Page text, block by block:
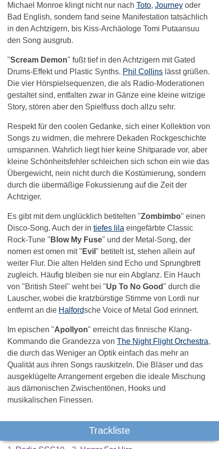
Michael Monroe klingt nicht nur nach Toto, Journey oder
Bad English, sondern fand seine Manifestation tatsächlich
in den Achtzigern, bis Kiss-Archäologe Tomi Putaansuu
den Song ausgrub.
"Scream Demon" fußt tief in den Achtzigern mit Gated
Drums-Effekt und Plastic Synths. Phil Collins lässt grüßen.
Die vier Hörspielsequenzen, die als Radio-Moderationen
gestaltet sind, entfalten zwar in Gänze eine kleine witzige
Story, stören aber den Spielfluss doch allzu sehr.
Respekt für den coolen Gedanke, sich einer Kollektion von
Songs zu widmen, die mehrere Dekaden Rockgeschichte
umspannen. Wahrlich liegt hier keine Shitparade vor, aber
kleine Schönheitsfehler schleichen sich schon ein wie das
Übergewicht, nein nicht durch die Kostümierung, sondern
durch die übermäßige Fokussierung auf die Zeit der
Achtziger.
Es gibt mit dem unglücklich betitelten "Zombimbo" einen
Disco-Song. Auch der in tiefes lila eingefärbte Classic
Rock-Tune " Blow My Fuse" und der Metal-Song, der
nomen est omen mit " Evil " betitelt ist, stehen allein auf
weiter Flur. Die alten Helden sind Echo und Sprungbrett
zugleich. Häufig bleiben sie nur ein Abglanz. Ein Hauch
von "British Steel" weht bei "Up To No Good" durch die
Lauscher, wobei die kratzbürstige Stimme von Lordi nur
entfernt an die Halfordsche Voice of Metal God erinnert.
Im epischen "Apollyon" erreicht das finnische Klang-
Kommando die Grandezza von The Night Flight Orchestra,
die durch das Weniger an Optik einfach das mehr an
Qualität aus ihren Songs rauskitzeln. Die Bläser und das
ausgeklügelte Arrangement ergeben die ideale Mischung
aus dämonischen Zwischentönen, Hooks und
musikalischen Finessen.
Trackliste